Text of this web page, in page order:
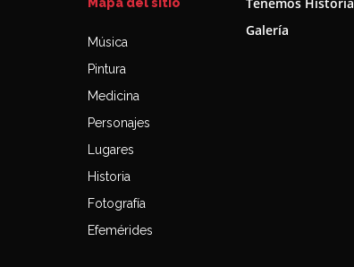
Música
Pintura
Medicina
Personajes
Lugares
Historia
Fotografía
Efemérides
Galería